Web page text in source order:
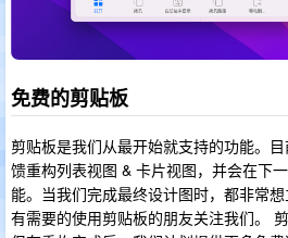
免费的剪贴板
剪贴板是我们从最开始就支持的功能。
馈重构列表视图 & 卡片视图，并会在下
能。当我们完成最终设计图时，都非常
有需要的使用剪贴板的朋友关注我们。